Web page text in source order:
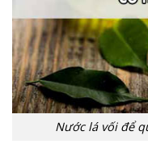
Nước lá vối để